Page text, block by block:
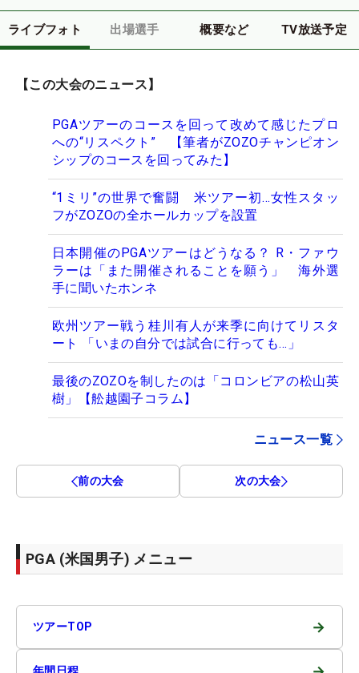
ライブフォト 出場選手 概要など TV放送予定
【この大会のニュース】
PGAツアーのコースを回って改めて感じたプロ
への“リスペクト” 【筆者がZOZOチャンピオン
シップのコースを回ってみた】
“1ミリ”の世界で奮闘 米ツアー初…女性スタッ
フがZOZOの全ホールカップを設置
日本開催のPGAツアーはどうなる？ R・ファウ
ラーは「また開催されることを願う」 海外選
手に聞いたホンネ
欧州ツアー戦う桂川有人が来季に向けてリスタ
ート 「いまの自分では試合に行っても…」
最後のZOZOを制したのは「コロンビアの松山英
樹」【舩越園子コラム】
ニュース一覧
前の大会 次の大会
PGA (米国男子) メニュー
ツアーTOP →